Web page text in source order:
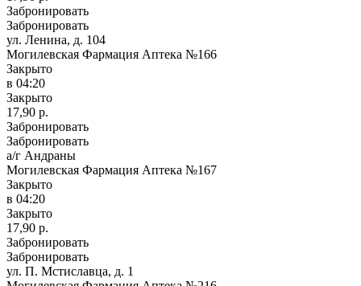
Забронировать
Забронировать
ул. Ленина, д. 104
Могилевская Фармация Аптека №166
Закрыто
в 04:20
Закрыто
17,90 р.
Забронировать
Забронировать
а/г Андраны
Могилевская Фармация Аптека №167
Закрыто
в 04:20
Закрыто
17,90 р.
Забронировать
Забронировать
ул. П. Мстиславца, д. 1